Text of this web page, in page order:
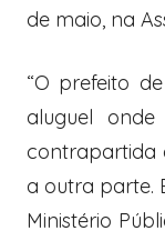
de maio, na
“O prefeito
aluguel
contrapartida
a outra parte.
Ministério